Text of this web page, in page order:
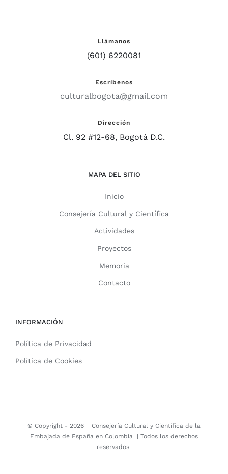
Llámanos
(601) 6220081
Escríbenos
culturalbogota@gmail.com
Dirección
Cl. 92 #12-68, Bogotá D.C.
MAPA DEL SITIO
Inicio
Consejería Cultural y Científica
Actividades
Proyectos
Memoria
Contacto
INFORMACIÓN
Política de Privacidad
Política de Cookies
© Copyright - 2026 | Consejería Cultural y Científica de la
Embajada de España en Colombia | Todos los derechos
reservados